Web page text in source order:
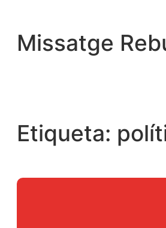
contingut
Missatge
Etiqueta: